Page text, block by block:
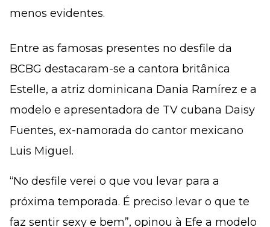
menos evidentes.
Entre as famosas presentes no desfile da
BCBG destacaram-se a cantora britânica
Estelle, a atriz dominicana Dania Ramírez e a
modelo e apresentadora de TV cubana Daisy
Fuentes, ex-namorada do cantor mexicano
Luis Miguel.
“No desfile verei o que vou levar para a
próxima temporada. É preciso levar o que te
faz sentir sexy e bem”, opinou à Efe a modelo